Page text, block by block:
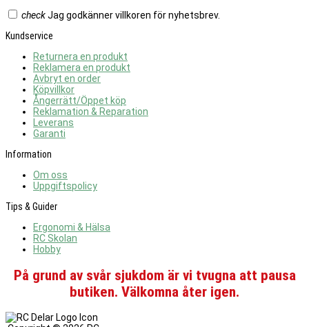
checkJag godkänner villkoren för nyhetsbrev.
Kundservice
Returnera en produkt
Reklamera en produkt
Avbryt en order
Köpvillkor
Ångerrätt/Öppet köp
Reklamation & Reparation
Leverans
Garanti
Information
Om oss
Uppgiftspolicy
Tips & Guider
Ergonomi & Hälsa
RC Skolan
Hobby
På grund av svår sjukdom är vi tvugna att pausa
butiken. Välkomna åter igen.